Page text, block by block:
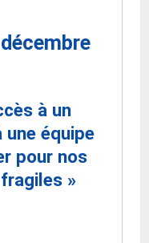
décembre
à un
équipe
pour nos
»